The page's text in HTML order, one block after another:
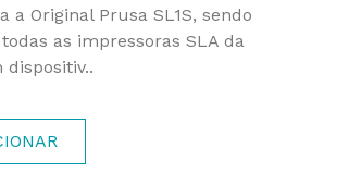
a Original Prusa SL1S, sendo
as impressoras SLA da
dispositiv..